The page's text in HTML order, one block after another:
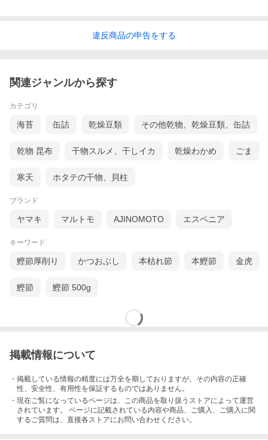
違反商品の申告をする
関連ジャンルから探す
カテゴリ
海苔 缶詰 乾燥豆類 その他乾物、乾燥豆類、缶詰
乾物 昆布 干物スルメ、干しイカ 乾燥わかめ ごま
寒天 ホタテの干物、貝柱
ブランド
ヤマキ マルトモ AJINOMOTO エスペニア
キーワード
鰹節厚削り かつおぶし 本枯れ節 本鰹節 金虎
鰹節 鰹節 500g
掲載情報について
・掲載している情報の精度には万全を期しておりますが、その内容の正確
性、安全性、有用性を保証するものではありません。
・現在ご覧になっているページは、この商品を取り扱うストアによって運営
されています。 ページに記載されている内容や商品、ご購入 、ご購入に関
するご質問は、直接各ストアにお問い合わせください。